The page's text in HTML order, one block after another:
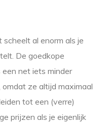
al enorm als je
De goedkope
net iets minder
ze altijd maximaal
tot een (verre)
prijzen als je eigenlijk